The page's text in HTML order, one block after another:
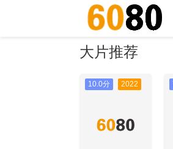
大片推荐
10.0分 2022